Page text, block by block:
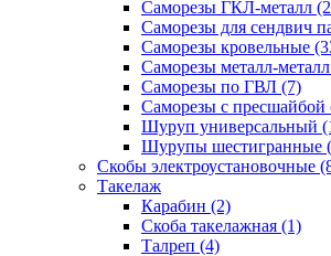
Саморезы ГКЛ-металл
Саморезы для сендвич
Саморезы кровельные
Саморезы металл-металл
Саморезы по ГВЛ (7)
Саморезы с пресшайбой
Шуруп универсальный
Шурупы шестигранные
Скобы электроустановочные
Такелаж
Карабин (2)
Скоба такелажная (1)
Талреп (4)